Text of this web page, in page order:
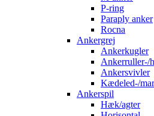
P-ring
Paraply anker
Rocna
Ankergrej
Ankerkugler
Ankerruller-/
Ankersvivler
Kædeled-/
Ankerspil
Hæk/agter